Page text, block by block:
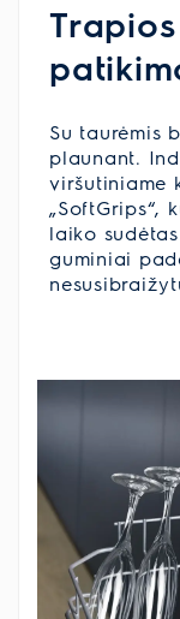
Su taurėmis
plaunant.
viršutiniame
„SoftGrips“,
laiko
guminiai